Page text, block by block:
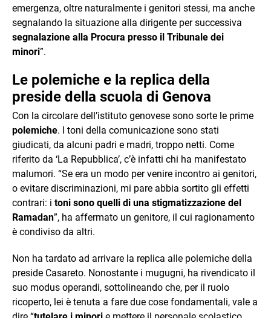
emergenza, oltre naturalmente i genitori stessi, ma anche
segnalando la situazione alla dirigente per successiva
segnalazione alla Procura presso il Tribunale dei
minori”.
Le polemiche e la replica della
preside della scuola di Genova
Con la circolare dell’istituto genovese sono sorte le prime
polemiche. I toni della comunicazione sono stati
giudicati, da alcuni padri e madri, troppo netti. Come
riferito da ‘La Repubblica’, c’è infatti chi ha manifestato
malumori. “Se era un modo per venire incontro ai genitori,
o evitare discriminazioni, mi pare abbia sortito gli effetti
contrari: i toni sono quelli di una stigmatizzazione del
Ramadan”, ha affermato un genitore, il cui ragionamento
è condiviso da altri.
Non ha tardato ad arrivare la replica alle polemiche della
preside Casareto. Nonostante i mugugni, ha rivendicato il
suo modus operandi, sottolineando che, per il ruolo
ricoperto, lei è tenuta a fare due cose fondamentali, vale a